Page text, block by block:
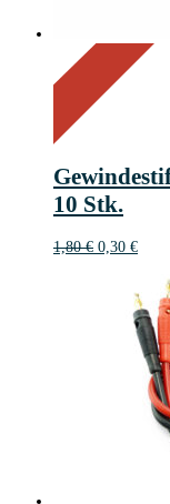
On Sale
10 Stk.
1,80€
1,80 €
0,30 €
0,30